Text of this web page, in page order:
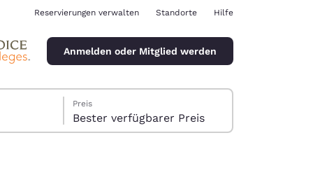
Reservierungen verwalten Standorte Hilfe
Anmelden oder Mitglied werden
Preis
Bester verfügbarer Preis